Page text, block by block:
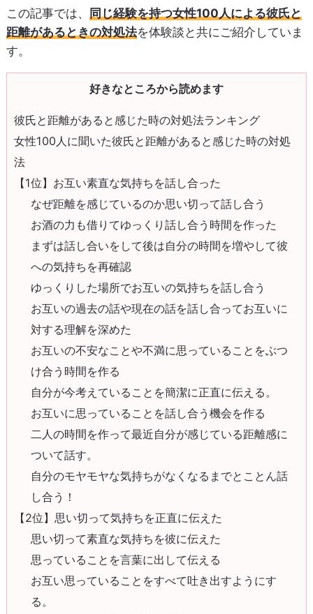
この記事では、 同じ経験を持つ女性100人による彼氏と
距離があるときの対処法を体験談と共にご紹介していま
す。
好きなところから読めます
彼氏と距離があると感じた時の対処法ランキング
女性100人に聞いた彼氏と距離があると感じた時の対処
法
【1位】お互い素直な気持ちを話し合った
なぜ距離を感じているのか思い切って話し合う
お酒の力も借りてゆっくり話し合う時間を作った
まずは話し合いをして後は自分の時間を増やして彼
への気持ちを再確認
ゆっくりした場所でお互いの気持ちを話し合う
お互いの過去の話や現在の話を話し合ってお互いに
対する理解を深めた
お互いの不安なことや不満に思っていることをぶつ
け合う時間を作る
自分が今考えていることを簡潔に正直に伝える。
お互いに思っていることを話し合う機会を作る
二人の時間を作って最近自分が感じている距離感に
ついて話す。
自分のモヤモヤな気持ちがなくなるまでとことん話
し合う！
【2位】思い切って気持ちを正直に伝えた
思い切って素直な気持ちを彼に伝えた
思っていることを言葉に出して伝える
お互い思っていることをすべて吐き出すようにす
る。